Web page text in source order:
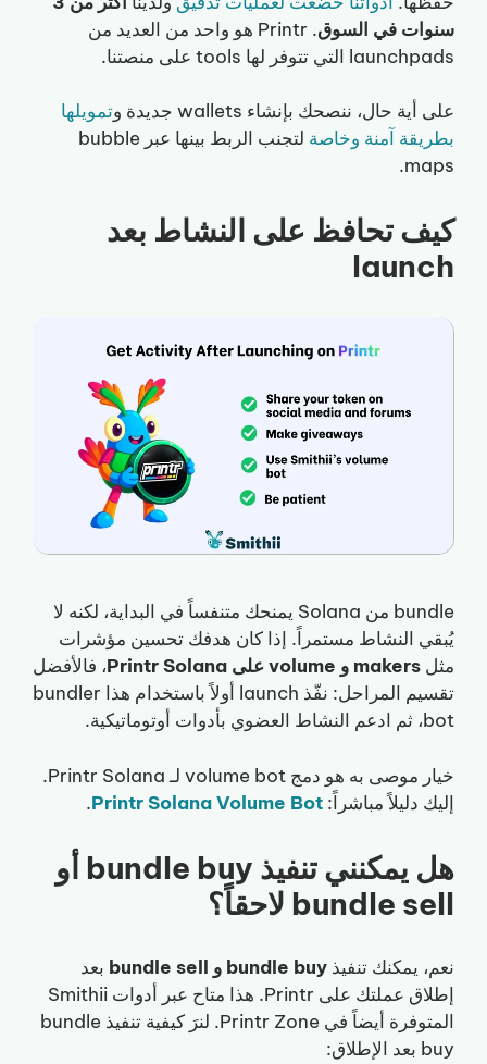
سنوات في السوق
. Printr هو واحد من العديد من
launchpads التي تتوفر لها tools على منصتنا.
على أية حال، ننصحك بإنشاء wallets جديدة و
تمويلها
بطريقة آمنة وخاصة
لتجنب الربط بينها عبر bubble
maps.
كيف تحافظ على النشاط بعد
launch
bundle من Solana يمنحك متنفساً في البداية، لكنه لا
يُبقي النشاط مستمراً. إذا كان هدفك تحسين مؤشرات
مثل makers و volume على Printr Solana
، فالأفضل
تقسيم المراحل: نفّذ launch أولاً باستخدام هذا bundler
bot، ثم ادعم النشاط العضوي بأدوات أوتوماتيكية.
خيار موصى به هو دمج volume bot لـ Printr Solana.
إليك دليلاً مباشراً: Printr Solana Volume Bot
.
هل يمكنني تنفيذ bundle buy أو
bundle sell لاحقاً؟
نعم، يمكنك تنفيذ bundle buy و bundle sell
بعد
إطلاق عملتك على Printr. هذا متاح عبر أدوات Smithii
المتوفرة أيضاً في Printr Zone. لنرَ كيفية تنفيذ bundle
buy بعد الإطلاق: